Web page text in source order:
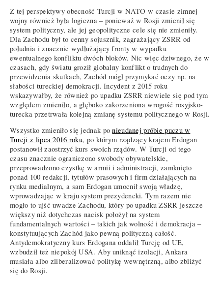
Z tej perspektywy obecność Turcji w NATO w czasie zimnej
wojny również była logiczna – ponieważ w Rosji zmienił się
system polityczny, ale jej geopolityczne cele się nie zmieniły.
Dla Zachodu był to cenny sojusznik, zagrażający ZSRR od
południa i znacznie wydłużający fronty w wypadku
ewentualnego konfliktu dwóch bloków. Nic więc dziwnego, że w
czasach, gdy światu groził globalny konflikt o trudnych do
przewidzenia skutkach, Zachód mógł przymykać oczy np. na
słabości tureckiej demokracji. Incydent z 2015 roku
wskazywałby, że również po upadku ZSRR niewiele się pod tym
względem zmieniło, a głęboko zakorzeniona wrogość rosyjsko-
turecka przetrwała kolejną zmianę systemu politycznego w Rosji.
Wszystko zmieniło się jednak ponieudanej próbie puczu w
Turcji z lipca 2016 roku, po którym rządzący krajem Erdogan
postanowił zaostrzyć kurs swoich rządów. W Turcji od tego
czasu znacznie ograniczono swobody obywatelskie,
przeprowadzono czystkę w armii i administracji, zamknięto
ponad 100 redakcji, tytułów prasowych i firm działających na
rynku medialnym, a sam Erdogan umocnił swoją władzę,
wprowadzając w kraju system prezydencki. Tym razem nie
mogło to ujść uwadze Zachodu, który po upadku ZSRR jeszcze
większy niż dotychczas nacisk położył na system
fundamentalnych wartości – takich jak wolność i demokracja –
konstytuujących Zachód jako pewną polityczną całość.
Antydemokratyczny kurs Erdogana oddalił Turcję od UE,
wzbudził też niepokój USA. Aby uniknąć izolacji, Ankara
musiała albo zliberalizować politykę wewnętrzną, albo zbliżyć
się do Rosji.